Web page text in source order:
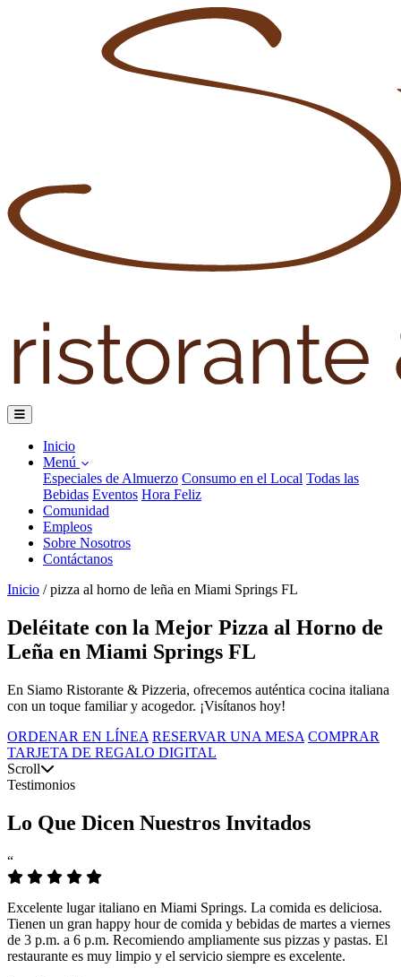
Inicio
Menú
Especiales de Almuerzo Consumo en el Local Todas las
Bebidas Eventos Hora Feliz
Comunidad
Empleos
Sobre Nosotros
Contáctanos
Inicio / pizza al horno de leña en Miami Springs FL
Deléitate con la Mejor Pizza al Horno de
Leña en Miami Springs FL
En Siamo Ristorante & Pizzeria, ofrecemos auténtica cocina italiana
con un toque familiar y acogedor. ¡Visítanos hoy!
ORDENAR EN LÍNEA RESERVAR UNA MESA COMPRAR
TARJETA DE REGALO DIGITAL
Scroll
Testimonios
Lo Que Dicen Nuestros Invitados
“
Excelente lugar italiano en Miami Springs. La comida es deliciosa.
Tienen un gran happy hour de comida y bebidas de martes a viernes
de 3 p.m. a 6 p.m. Recomiendo ampliamente sus pizzas y pastas. El
restaurante es muy limpio y el servicio siempre es excelente.